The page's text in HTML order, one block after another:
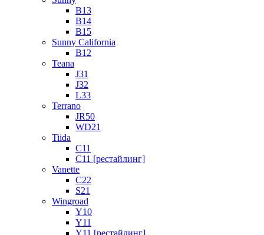
B13
B14
B15
Sunny California
B12
Teana
J31
J32
L33
Terrano
JR50
WD21
Tiida
C11
C11 [рестайлинг]
Vanette
C22
S21
Wingroad
Y10
Y11
Y11 [рестайлинг]